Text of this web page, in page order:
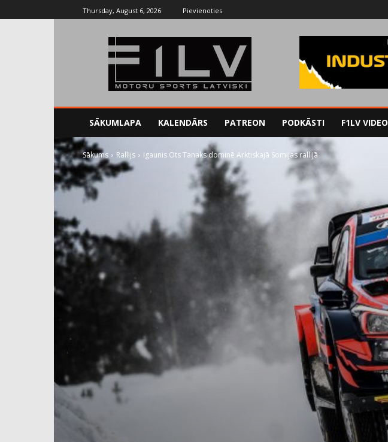
Thursday, August 6, 2026 Pievienoties
SĀKUMLAPA KALENDĀRS PATREON PODKĀSTI F1LV VIDEO
Sākums Rallijs Igaunis Ots Tanaks dominē Arktiskajā Somijas rallijā